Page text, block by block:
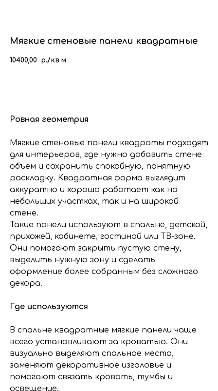
Мягкие стеновые панели квадратные
10400,00 р./кв.м
Ровная геометрия
Мягкие стеновые панели квадраты подходят
для интерьеров, где нужно добавить стене
объем и сохранить спокойную, понятную
раскладку. Квадратная форма выглядит
аккуратно и хорошо работает как на
небольших участках, так и на широкой
стене.
Такие панели используют в спальне, детской,
прихожей, кабинете, гостиной или ТВ-зоне.
Они помогают закрыть пустую стену,
выделить нужную зону и сделать
оформление более собранным без сложного
декора.
Где используются
В спальне квадратные мягкие панели чаще
всего устанавливают за кроватью. Они
визуально выделяют спальное место,
заменяют декоративное изголовье и
помогают связать кровать, тумбы и
освещение.